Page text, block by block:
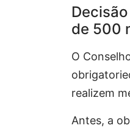
de 500
O
realizem
Antes, a